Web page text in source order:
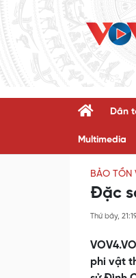
Dân
Multimedia
BẢO TỒN
Đặc
Thứ bảy,
phi vật